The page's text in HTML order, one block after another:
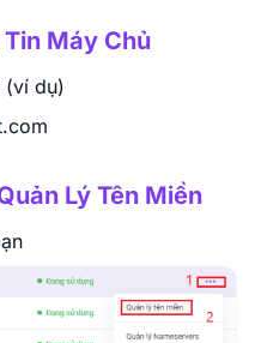
Máy Chủ
(ví dụ)
Lý Tên Miền